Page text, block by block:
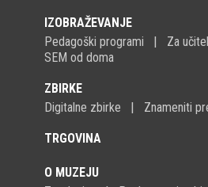
IZOBRAŽEVANJE
Pedagoški programi
Za
SEM od doma
ZBIRKE
Digitalne zbirke
Znameniti
TRGOVINA
O MUZEJU